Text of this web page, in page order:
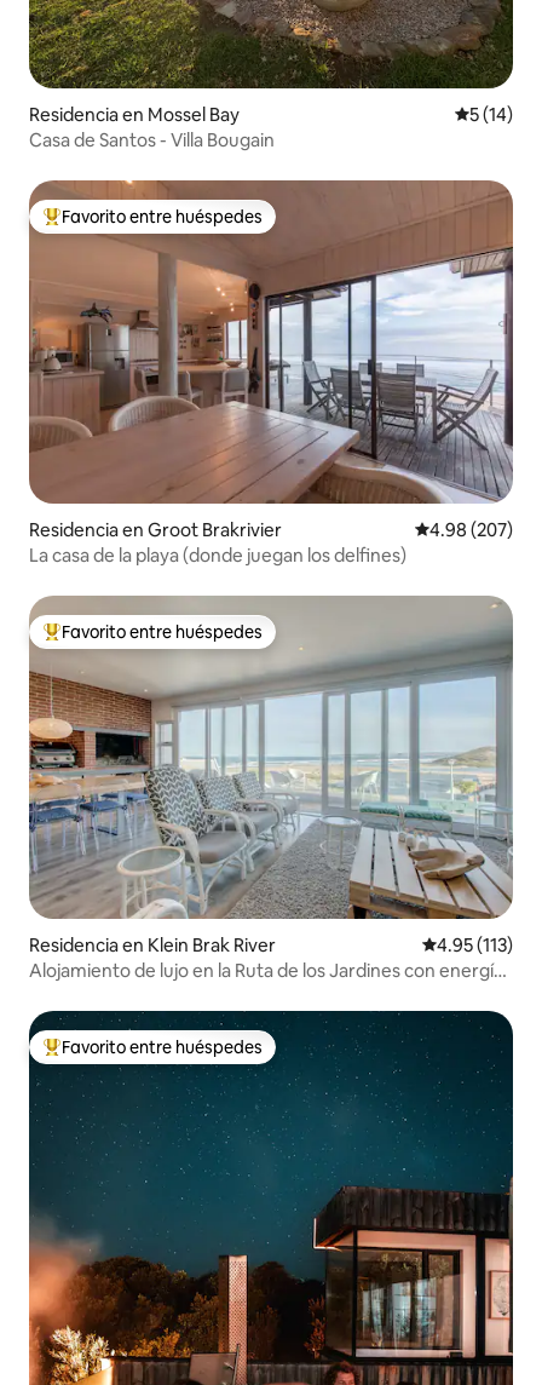
Residencia en Mossel Bay
5 (14)
Casa de Santos - Villa Bougain
De los mejores en Favorito entre huéspedes
Favorito entre huéspedes
Residencia en Groot Brakrivier Calificación
4.98 (207)
La casa de la playa (donde juegan los delfines)
De los mejores en Favorito entre huéspedes
Favorito entre huéspedes
Residencia en Klein Brak River Calificación
4.95 (113)
Alojamiento de lujo en la Ruta de los Jardines con energía
De los mejores en Favorito entre huéspedes
Favorito entre huéspedes